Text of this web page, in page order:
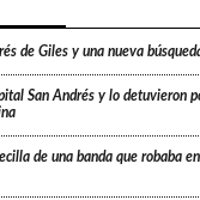
de Giles y una nueva
San Andrés y lo detuvieron
de una banda que robaba